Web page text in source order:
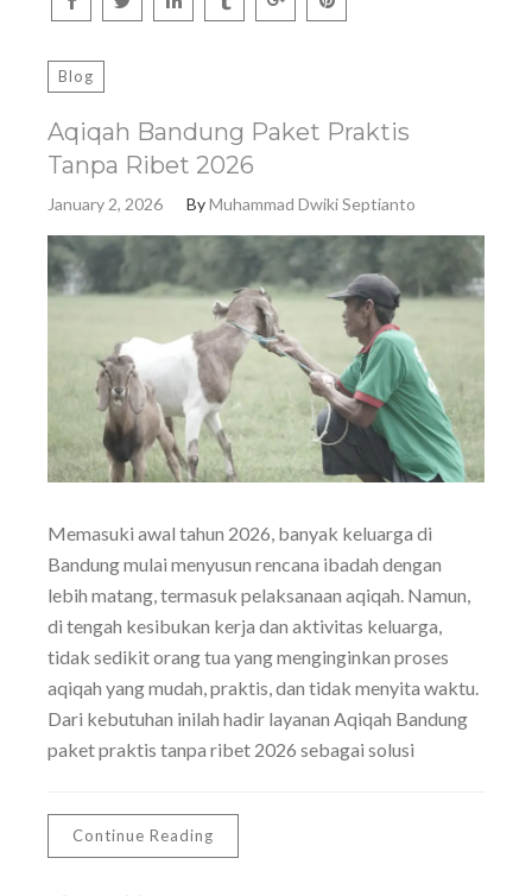
Blog
Aqiqah Bandung Paket Praktis
Tanpa Ribet 2026
January 2, 2026 ByMuhammad Dwiki Septianto
Memasuki awal tahun 2026, banyak keluarga di
Bandung mulai menyusun rencana ibadah dengan
lebih matang, termasuk pelaksanaan aqiqah. Namun,
di tengah kesibukan kerja dan aktivitas keluarga,
tidak sedikit orang tua yang menginginkan proses
aqiqah yang mudah, praktis, dan tidak menyita waktu.
Dari kebutuhan inilah hadir layanan Aqiqah Bandung
paket praktis tanpa ribet 2026 sebagai solusi
Continue Reading